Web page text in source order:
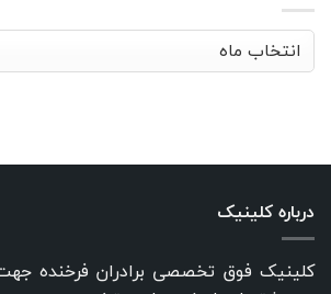
بایگانی‌ها
درباره کلینیک
کلینیک فوق تخصصی برادران فرخنده